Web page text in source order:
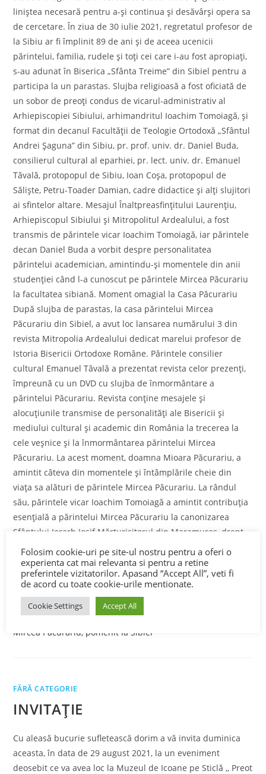
liniştea necesară pentru a-şi continua şi desăvârşi opera sa
de cercetare. În ziua de 30 iulie 2021, regretatul profesor de
la Sibiu ar fi împlinit 89 de ani şi de aceea ucenicii
părintelui, familia, rudele şi toţi cei care i-au fost apropiaţi,
s-au adunat în Biserica „Sfânta Treime” din Sibiel pentru a
participa la un parastas. Slujba religioasă a fost oficiată de
un sobor de preoţi condus de vicarul-administrativ al
Arhiepiscopiei Sibiului, arhimandritul Ioachim Tomoiagă, şi
format din decanul Facultăţii de Teologie Ortodoxă „Sfântul
Andrei Şaguna” din Sibiu, pr. prof. univ. dr. Daniel Buda,
consilierul cultural al eparhiei, pr. lect. univ. dr. Emanuel
Tăvală, protopopul de Sibiu, Ioan Coşa, protopopul de
Sălişte, Petru-Toader Damian, cadre didactice şi alţi slujitori
ai sfintelor altare. Mesajul Înaltpreasfinţitului Laurenţiu,
Arhiepiscopul Sibiului şi Mitropolitul Ardealului, a fost
transmis de părintele vicar Ioachim Tomoiagă, iar părintele
decan Daniel Buda a vorbit despre personalitatea
părintelui academician, amintindu-şi momentele din anii
studenţiei când l-a cunoscut pe părintele Mircea Păcurariu
la facultatea sibiană. Moment omagial la Casa Păcurariu
După slujba de parastas, la casa părintelui Mircea
Păcurariu din Sibiel, a avut loc lansarea numărului 3 din
revista Mitropolia Ardealului dedicat marelui profesor de
Istoria Bisericii Ortodoxe Române. Părintele consilier
cultural Emanuel Tăvală a prezentat revista celor prezenţi,
împreună cu un DVD cu slujba de înmormântare a
părintelui Păcurariu. Revista conţine mesajele şi
alocuţiunile transmise de personalităţi ale Bisericii şi
mediului cultural şi academic din România la trecerea la
cele veşnice şi la înmormântarea părintelui Mircea
Păcurariu. La acest moment, doamna Mioara Păcurariu, a
amintit câteva din momentele şi întâmplările cheie din
viaţa sa alături de părintele Mircea Păcurariu. La rândul
său, părintele vicar Ioachim Tomoiagă a amintit contribuţia
esenţială a părintelui Mircea Păcurariu la canonizarea
Sfântului Ierarh Iosif Mărturisitorul din Maramureş, drept
pentru care a primit Crucea Sfântului Ierarh Iosif
Mărturisitorul de la Preasfinţitul Iustin, Episcopul
Maramureşului şi…
0 COMMENTS
FĂRĂ CATEGORIE
INVITAȚIE
Cu aleasă bucurie sufletească dorim a vă invita duminica
aceasta, în data de 29 august 2021, la un eveniment
deosebit ce va avea loc la Muzeul de Icoane pe Sticlă ,, Preot
Folosim cookie-uri pe site-ul nostru pentru a oferi o
experienta cat mai relevanta si pentru a retine
preferintele vizitatorilor. Apasand “Accept All”, veti fi
de acord cu toate cookie-urile mentionate.
Cookie Settings Accept All